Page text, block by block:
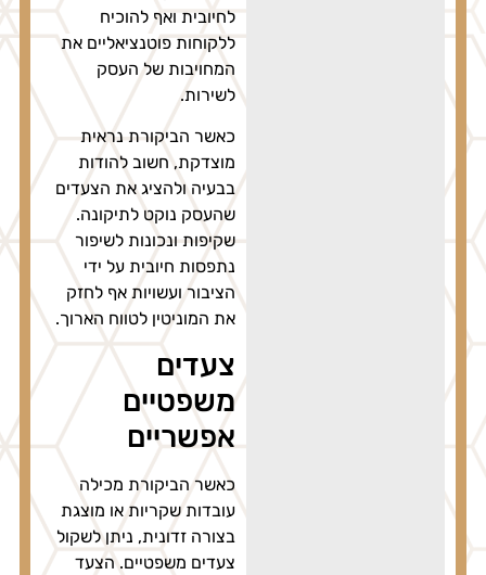
לחיובית ואף להוכיח
ללקוחות פוטנציאליים את
המחויבות של העסק
לשירות.
כאשר הביקורת נראית
מוצדקת, חשוב להודות
בבעיה ולהציג את הצעדים
שהעסק נוקט לתיקונה.
שקיפות ונכונות לשיפור
נתפסות חיובית על ידי
הציבור ועשויות אף לחזק
את המוניטין לטווח הארוך.
צעדים
משפטיים
אפשריים
כאשר הביקורת מכילה
עובדות שקריות או מוצגת
בצורה זדונית, ניתן לשקול
צעדים משפטיים. הצעד